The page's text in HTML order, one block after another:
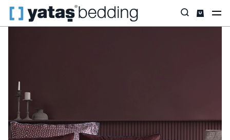
Anasayfa Ev Tekstili Öne Çıkanlar Charme Lisa